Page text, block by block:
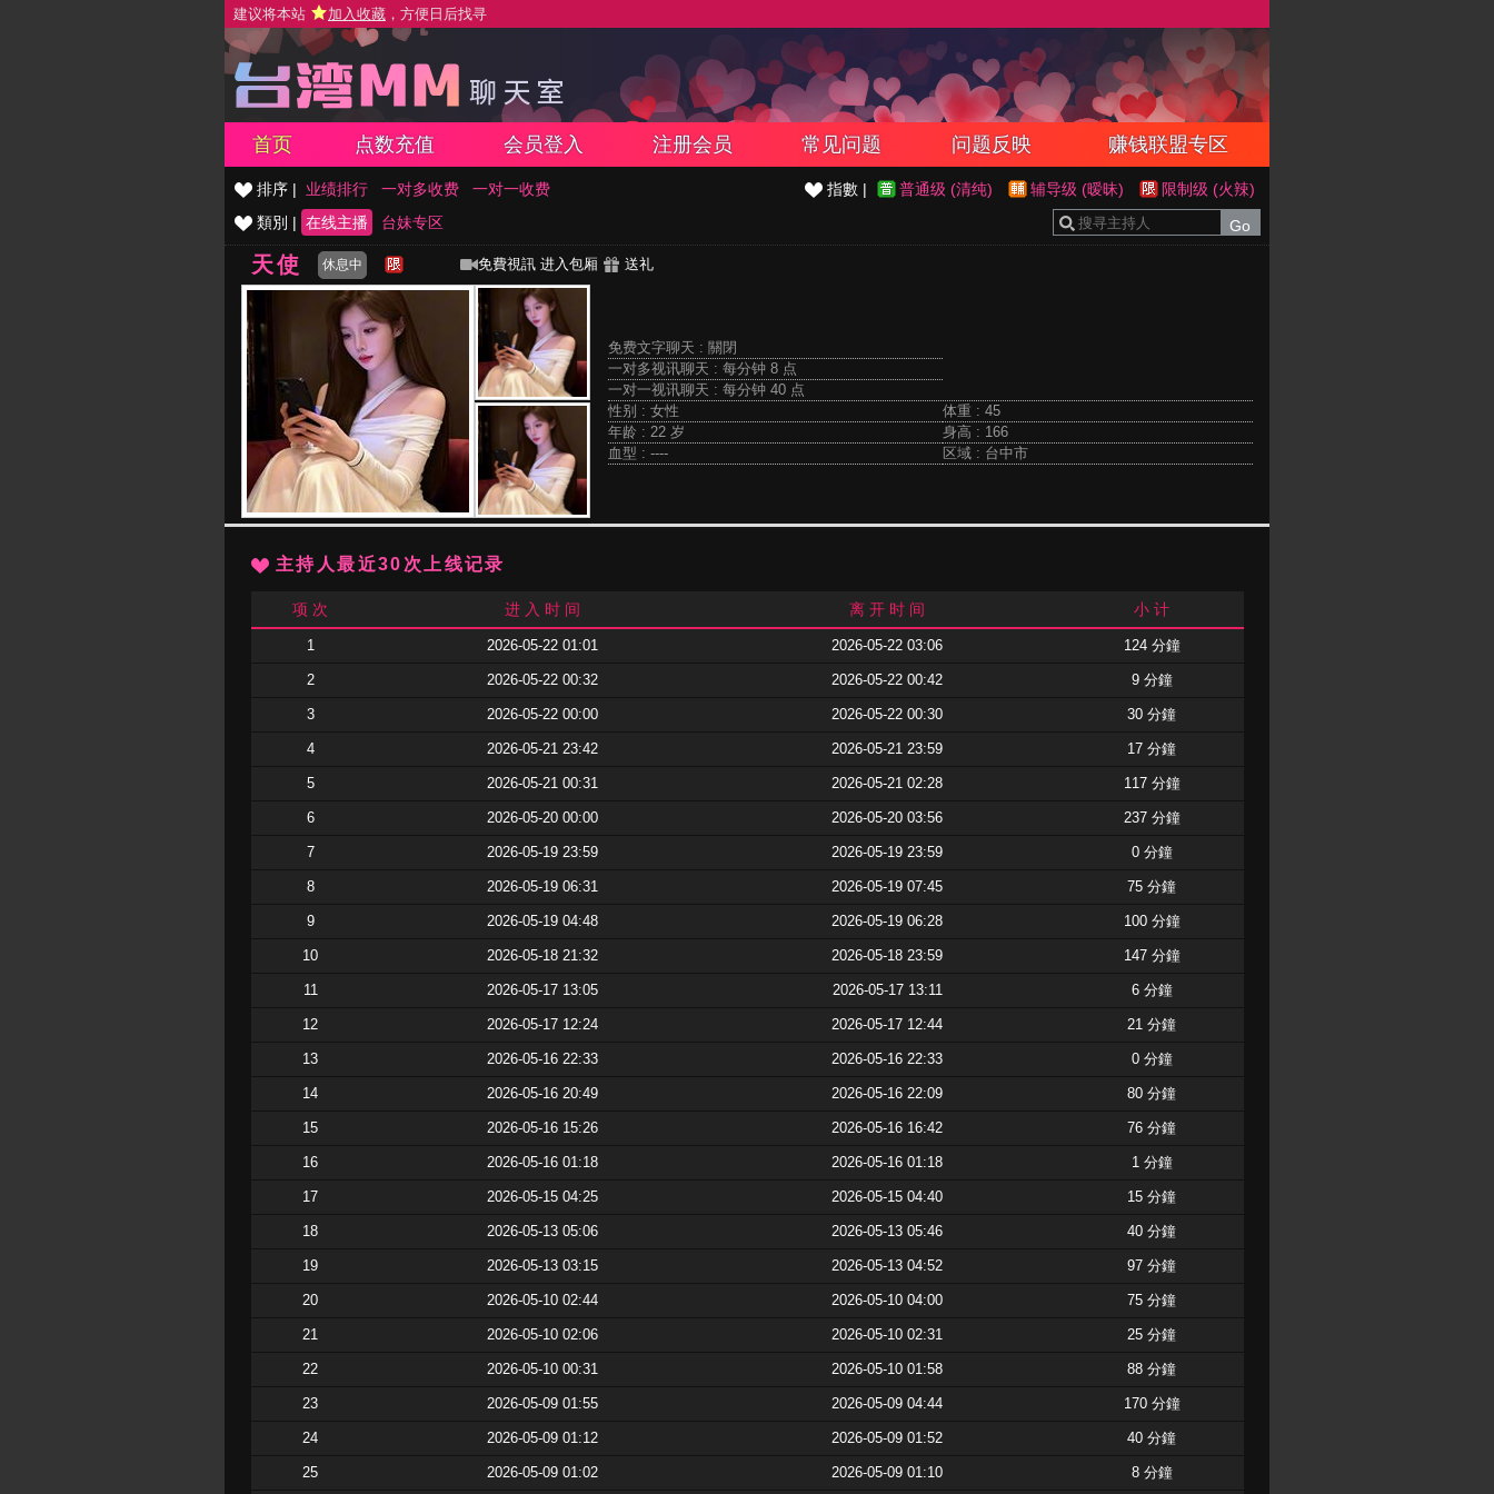
建议将本站 加入收藏 ，方便日后找寻
首页 点数充值 会员登入 注册会员 常见问题 问题反映 赚钱联盟专区
排序 | 业绩排行 一对多收费 一对一收费 指數 | 普通级 (清纯) 辅导级 (暧昧)
限制级 (火辣)
類別 | 在线主播 台妹专区
天使 休息中 免費視訊 进入包厢 送礼
免费文字聊天 : 關閉
一对多视讯聊天 : 每分钟 8 点
一对一视讯聊天 : 每分钟 40 点
性别 : 女性
体重 : 45
年龄 : 22 岁
身高 : 166
血型 : ----
区域 : 台中市
主持人最近30次上线记录
项 次 进 入 时 间 离 开 时 间 小 计
1 2026-05-22 01:01 2026-05-22 03:06 124 分鐘
2 2026-05-22 00:32 2026-05-22 00:42 9 分鐘
3 2026-05-22 00:00 2026-05-22 00:30 30 分鐘
4 2026-05-21 23:42 2026-05-21 23:59 17 分鐘
5 2026-05-21 00:31 2026-05-21 02:28 117 分鐘
6 2026-05-20 00:00 2026-05-20 03:56 237 分鐘
7 2026-05-19 23:59 2026-05-19 23:59 0 分鐘
8 2026-05-19 06:31 2026-05-19 07:45 75 分鐘
9 2026-05-19 04:48 2026-05-19 06:28 100 分鐘
10 2026-05-18 21:32 2026-05-18 23:59 147 分鐘
11 2026-05-17 13:05 2026-05-17 13:11 6 分鐘
12 2026-05-17 12:24 2026-05-17 12:44 21 分鐘
13 2026-05-16 22:33 2026-05-16 22:33 0 分鐘
14 2026-05-16 20:49 2026-05-16 22:09 80 分鐘
15 2026-05-16 15:26 2026-05-16 16:42 76 分鐘
16 2026-05-16 01:18 2026-05-16 01:18 1 分鐘
17 2026-05-15 04:25 2026-05-15 04:40 15 分鐘
18 2026-05-13 05:06 2026-05-13 05:46 40 分鐘
19 2026-05-13 03:15 2026-05-13 04:52 97 分鐘
20 2026-05-10 02:44 2026-05-10 04:00 75 分鐘
21 2026-05-10 02:06 2026-05-10 02:31 25 分鐘
22 2026-05-10 00:31 2026-05-10 01:58 88 分鐘
23 2026-05-09 01:55 2026-05-09 04:44 170 分鐘
24 2026-05-09 01:12 2026-05-09 01:52 40 分鐘
25 2026-05-09 01:02 2026-05-09 01:10 8 分鐘